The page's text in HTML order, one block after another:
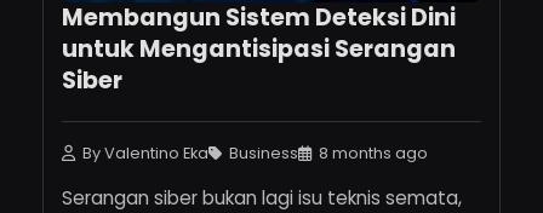
Membangun Sistem Deteksi Dini
untuk Mengantisipasi Serangan
Siber
By Valentino Eka Business 8 months ago
Serangan siber bukan lagi isu teknis semata,